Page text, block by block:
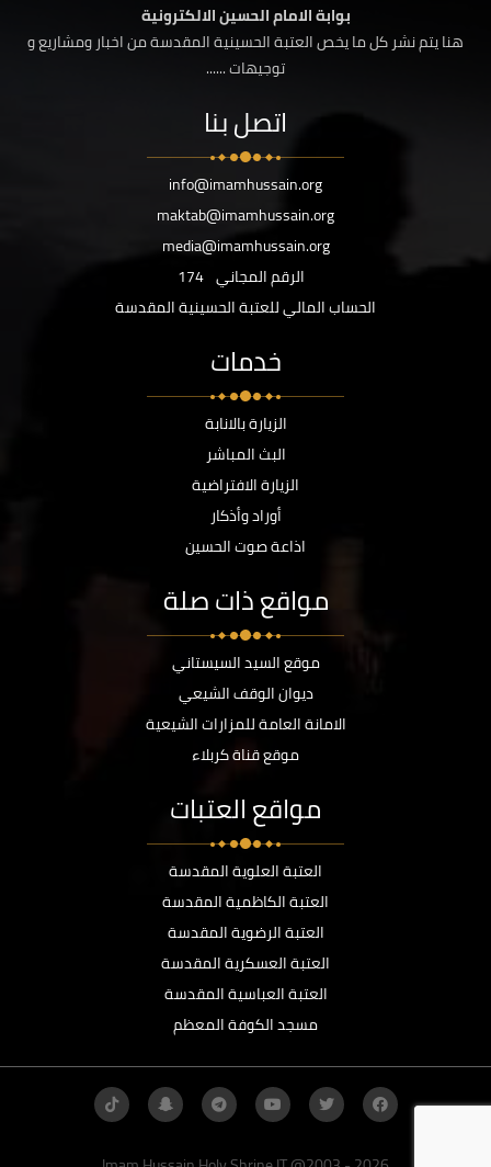
بوابة الامام الحسين الالكترونية
هنا يتم نشر كل ما يخص العتبة الحسينية المقدسة من اخبار ومشاريع و
توجيهات ......
اتصل بنا
info@imamhussain.org
maktab@imamhussain.org
media@imamhussain.org
الرقم المجاني 174
الحساب المالي للعتبة الحسينية المقدسة
خدمات
الزيارة بالانابة
البث المباشر
الزيارة الافتراضية
أوراد وأذكار
اذاعة صوت الحسين
مواقع ذات صلة
موقع السيد السيستاني
ديوان الوقف الشيعي
الامانة العامة للمزارات الشيعية
موقع قناة كربلاء
مواقع العتبات
العتبة العلوية المقدسة
العتبة الكاظمية المقدسة
العتبة الرضوية المقدسة
العتبة العسكرية المقدسة
العتبة العباسية المقدسة
مسجد الكوفة المعظم